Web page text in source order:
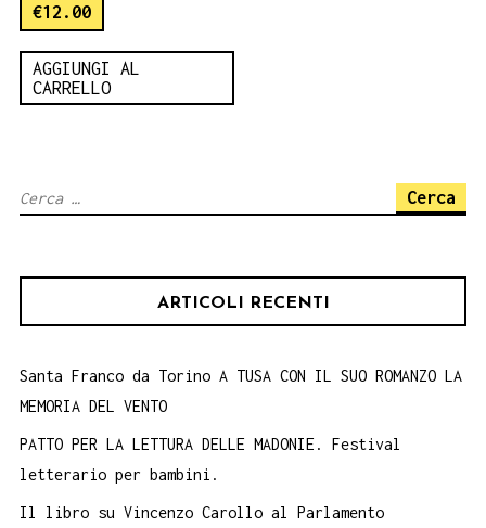
€12.00
AGGIUNGI AL
CARRELLO
Ricerca
ARTICOLI RECENTI
Santa Franco da Torino A TUSA CON IL SUO ROMANZO LA
MEMORIA DEL VENTO
PATTO PER LA LETTURA DELLE MADONIE. Festival
letterario per bambini.
Il libro su Vincenzo Carollo al Parlamento